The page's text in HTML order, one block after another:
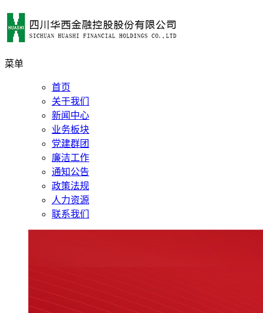
菜单
首页
关于我们
新闻中心
业务板块
党建群团
廉洁工作
通知公告
政策法规
人力资源
联系我们